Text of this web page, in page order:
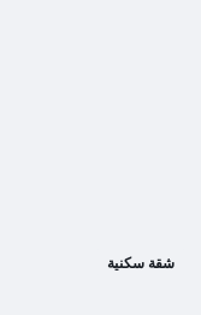
شقة سكنية